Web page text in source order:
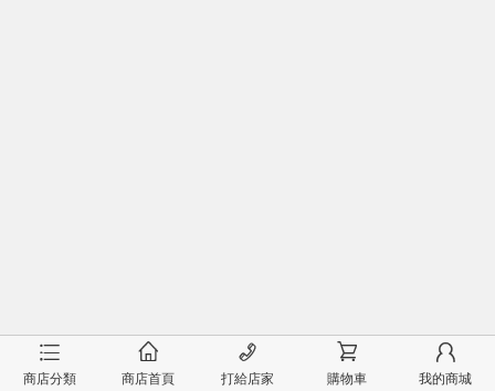
󰂦
商店分類
󰂠
商店首頁
󰄫
打給店家
󰂟
購物車
󰂢
我的商城